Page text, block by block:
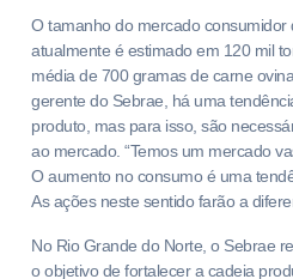
O tamanho do mercado consumidor
atualmente é estimado em 120 mil
média de 700 gramas de carne
gerente do Sebrae, há uma
produto, mas para isso, são
ao mercado. “Temos um mercado
O aumento no consumo é uma
As ações neste sentido farão a
No Rio Grande do Norte, o Sebrae
o objetivo de fortalecer a cadeia